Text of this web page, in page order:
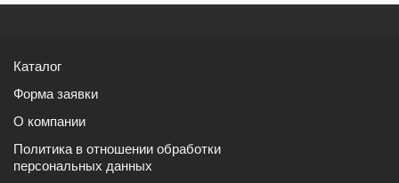
Каталог
Форма заявки
О компании
Политика в отношении обработки
персональных данных